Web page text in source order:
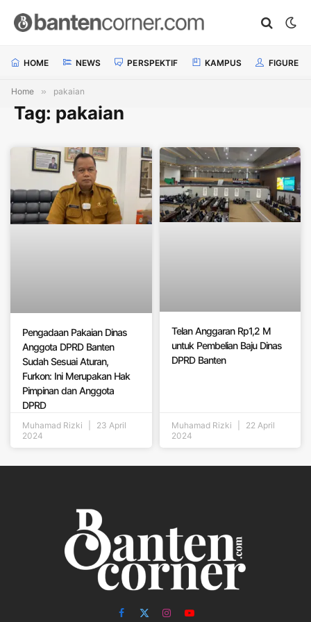
HOME NEWS PERSPEKTIF KAMPUS FIGURE
Home » pakaian
Tag: pakaian
Pengadaan Pakaian Dinas
Anggota DPRD Banten
Sudah Sesuai Aturan,
Furkon: Ini Merupakan Hak
Pimpinan dan Anggota
DPRD
Muhamad Rizki
23 April
2024
Telan Anggaran Rp1,2 M
untuk Pembelian Baju Dinas
DPRD Banten
Muhamad Rizki
22 April
2024
Facebook
X InstagramYouTube